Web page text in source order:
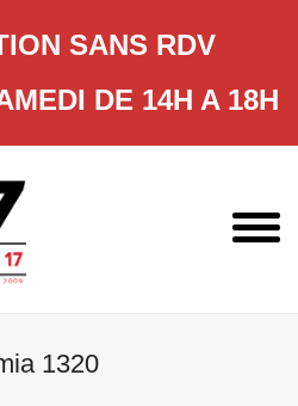
SANS RDV
DE 14H A 18H
1320